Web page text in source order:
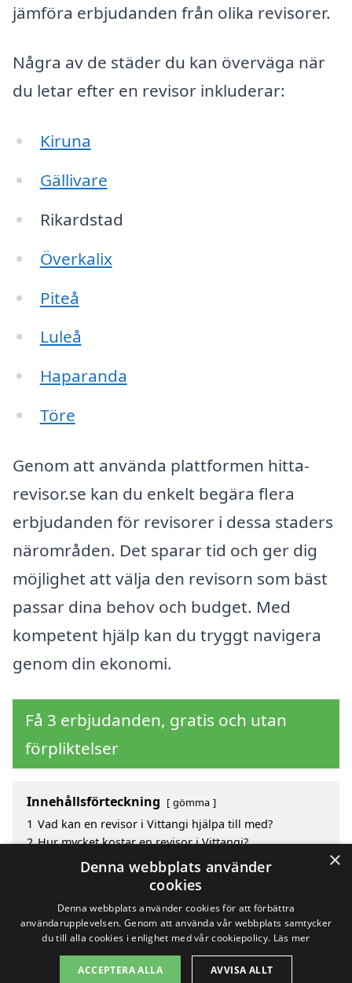
jämföra erbjudanden från olika revisorer.
Några av de städer du kan överväga när
du letar efter en revisor inkluderar:
Kiruna
Gällivare
Rikardstad
Överkalix
Piteå
Luleå
Haparanda
Töre
Genom att använda plattformen hitta-
revisor.se kan du enkelt begära flera
erbjudanden för revisorer i dessa staders
närområden. Det sparar tid och ger dig
möjlighet att välja den revisorn som bäst
passar dina behov och budget. Med
kompetent hjälp kan du tryggt navigera
genom din ekonomi.
Få 3 erbjudanden, gratis och utan
förpliktelser
Innehållsförteckning gömma
1 Vad kan en revisor i Vittangi hjälpa till med?
2 Hur mycket kostar en revisor i Vittangi?
Fördelar med att välja revisor i Vittangi
Sök efter en skicklig revisor i de omgivande städerna
Copyright 2026 - Pilanto Aps
×
Denna webbplats använder
cookies
Denna webbplats använder cookies för att förbättra
användarupplevelsen. Genom att använda vår webbplats samtycker
du till alla cookies i enlighet med vår cookiepolicy. Läs mer
ACCEPTERA ALLA AVVISA ALLT